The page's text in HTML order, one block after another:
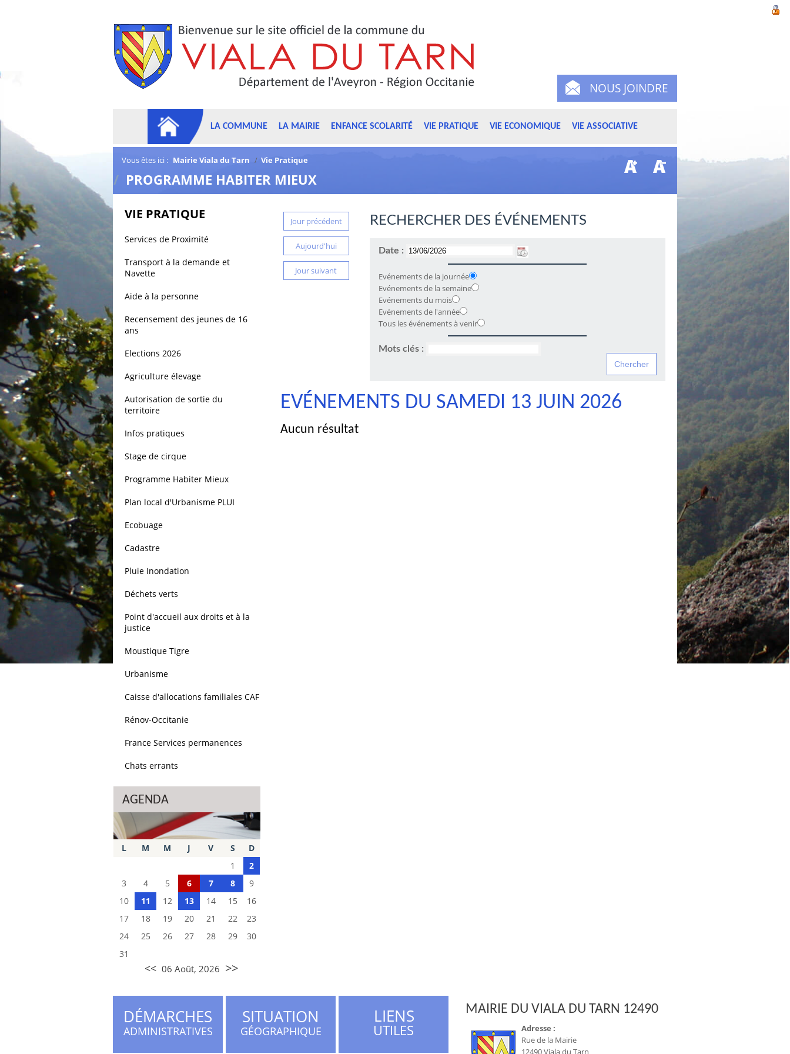
NOUS JOINDRE
LA COMMUNE LA MAIRIE ENFANCE SCOLARITÉ VIE PRATIQUE VIE ECONOMIQUE VIE ASSOCIATIVE
Vous êtes ici : Mairie Viala du Tarn / Vie Pratique
/ PROGRAMME HABITER MIEUX
VIE PRATIQUE
Services de Proximité
Transport à la demande et
Navette
Aide à la personne
Recensement des jeunes de 16
ans
Elections 2026
Agriculture élevage
Autorisation de sortie du
territoire
Infos pratiques
Stage de cirque
Programme Habiter Mieux
Plan local d'Urbanisme PLUI
Ecobuage
Cadastre
Pluie Inondation
Déchets verts
Point d'accueil aux droits et à la
justice
Moustique Tigre
Urbanisme
Caisse d'allocations familiales CAF
Rénov-Occitanie
France Services permanences
Chats errants
AGENDA
L M M J V S
D
1
2
3
4 5 6 7 8
9
10
11 12 13 14 15
16
17
18 19 20 21 22
23
24
25 26 27 28 29
30
31
<< 06 Août, 2026 >>
Jour précédent
Aujourd'hui
Jour suivant
RECHERCHER DES ÉVÉNEMENTS
Date :
Evénements de la journée
Evénements de la semaine
Evénements du mois
Evénements de l'année
Tous les événements à venir
Mots clés :
EVÉNEMENTS DU SAMEDI 13 JUIN 2026
Aucun résultat
DÉMARCHES
ADMINISTRATIVES
SITUATION
GÉOGRAPHIQUE
LIENS
UTILES
MAIRIE DU VIALA DU TARN 12490
Adresse :
Rue de la Mairie
12490 Viala du Tarn